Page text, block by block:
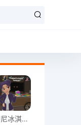
印尼冰淇淋店模拟器